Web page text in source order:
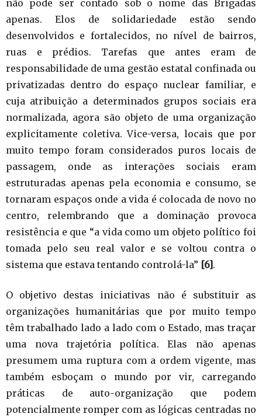
não pode ser contado sob o nome das Brigadas
apenas. Elos de solidariedade estão sendo
desenvolvidos e fortalecidos, no nível de bairros,
ruas e prédios. Tarefas que antes eram de
responsabilidade de uma gestão estatal confinada ou
privatizadas dentro do espaço nuclear familiar, e
cuja atribuição a determinados grupos sociais era
normalizada, agora são objeto de uma organização
explicitamente coletiva. Vice-versa, locais que por
muito tempo foram considerados puros locais de
passagem, onde as interações sociais eram
estruturadas apenas pela economia e consumo, se
tornaram espaços onde a vida é colocada de novo no
centro, relembrando que a dominação provoca
resistência e que “a vida como um objeto político foi
tomada pelo seu real valor e se voltou contra o
sistema que estava tentando controlá-la” [6] .
O objetivo destas iniciativas não é substituir as
organizações humanitárias que por muito tempo
têm trabalhado lado a lado com o Estado, mas traçar
uma nova trajetória política. Elas não apenas
presumem uma ruptura com a ordem vigente, mas
também esboçam o mundo por vir, carregando
práticas de auto-organização que podem
potencialmente romper com as lógicas centradas no